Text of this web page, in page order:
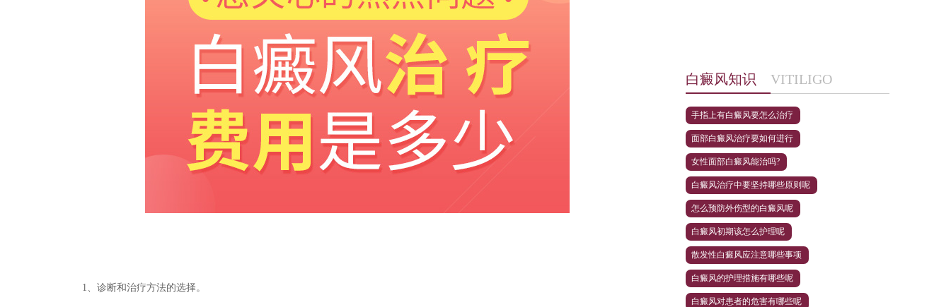
白癜风知识 VITILIGO
手指上有白癜风要怎么治疗
面部白癜风治疗要如何进行
女性面部白癜风能治吗?
白癜风治疗中要坚持哪些原则呢
怎么预防外伤型的白癜风呢
白癜风初期该怎么护理呢
散发性白癜风应注意哪些事项
白癜风的护理措施有哪些呢
白癜风对患者的危害有哪些呢
1、诊断和治疗方法的选择。